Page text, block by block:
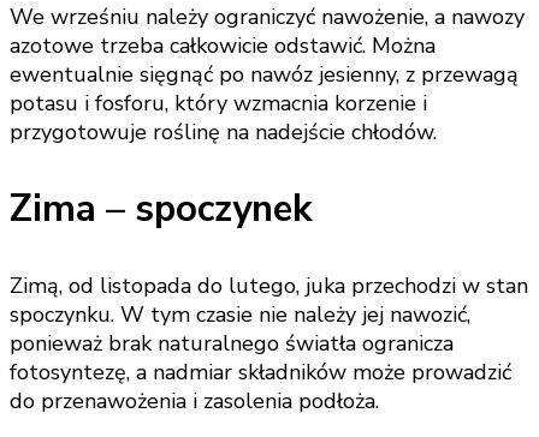
We wrześniu należy ograniczyć nawożenie, a nawozy
azotowe trzeba całkowicie odstawić. Można
ewentualnie sięgnąć po nawóz jesienny, z przewagą
potasu i fosforu, który wzmacnia korzenie i
przygotowuje roślinę na nadejście chłodów.
Zima – spoczynek
Zimą, od listopada do lutego, juka przechodzi w stan
spoczynku. W tym czasie nie należy jej nawozić,
ponieważ brak naturalnego światła ogranicza
fotosyntezę, a nadmiar składników może prowadzić
do przenawożenia i zasolenia podłoża.